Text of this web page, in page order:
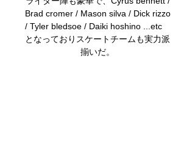
Brad cromer / Mason silva / Dick rizzo
/ Tyler bledsoe / Daiki hoshino ...etc
となっておりスケートチームも実力派
揃いだ。